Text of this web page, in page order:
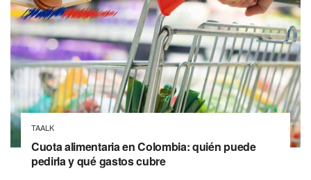
TAALK
Cuota alimentaria en Colombia: quién puede
pedirla y qué gastos cubre